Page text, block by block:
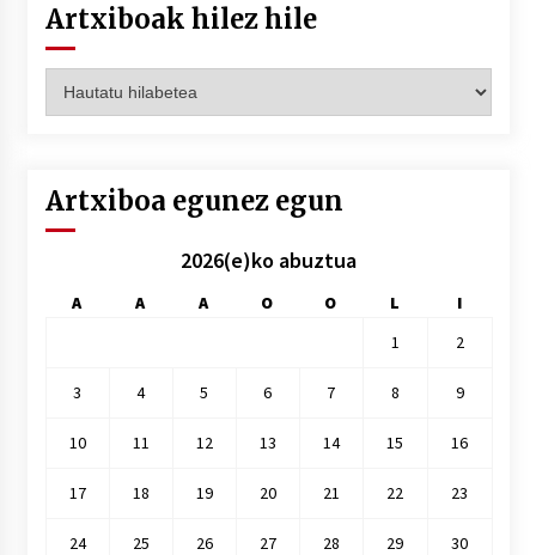
Artxiboak hilez hile
hilez
Artxiboa egunez egun
2026(e)ko abuztua
A A A O O L
I
1
2
3 4 5 6 7 8 9
10 11 12 13 14 15 16
17 18 19 20 21 22 23
24 25 26 27 28 29 30